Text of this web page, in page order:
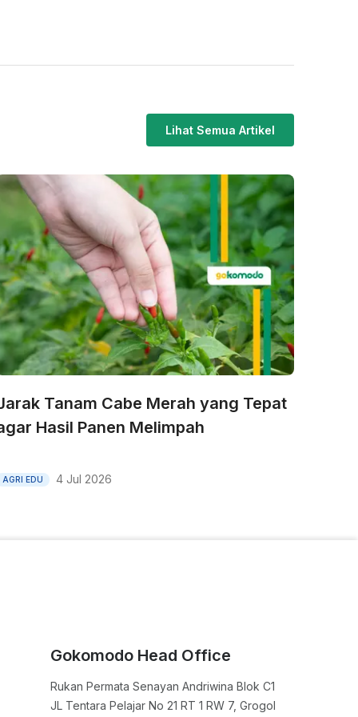
Lihat Semua Artikel
Tanam Cabe Merah yang Tepat
Hasil Panen Melimpah
AGRI EDU 4 Jul 2026
Gokomodo Head Office
Rukan Permata Senayan Andriwina Blok C1
JL Tentara Pelajar No 21 RT 1 RW 7, Grogol